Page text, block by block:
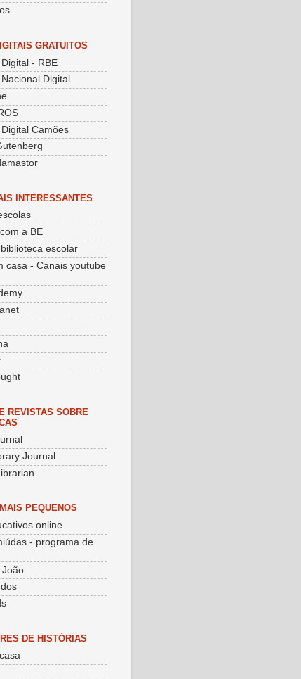
GRATUITOS
- RBE
Digital
Camões
INTERESSANTES
a BE
escolar
casa - Canais youtube
REVISTAS SOBRE
Journal
PEQUENOS
online
- programa de
João
DE HISTÓRIAS